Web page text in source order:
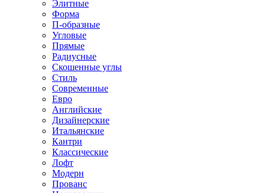
Элитные
Форма
П-образные
Угловые
Прямые
Радиусные
Скошенные углы
Стиль
Современные
Евро
Английские
Дизайнерские
Итальянские
Кантри
Классические
Лофт
Модерн
Прованс